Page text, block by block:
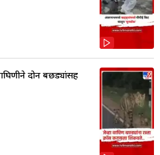
दोन बछड्यांसह